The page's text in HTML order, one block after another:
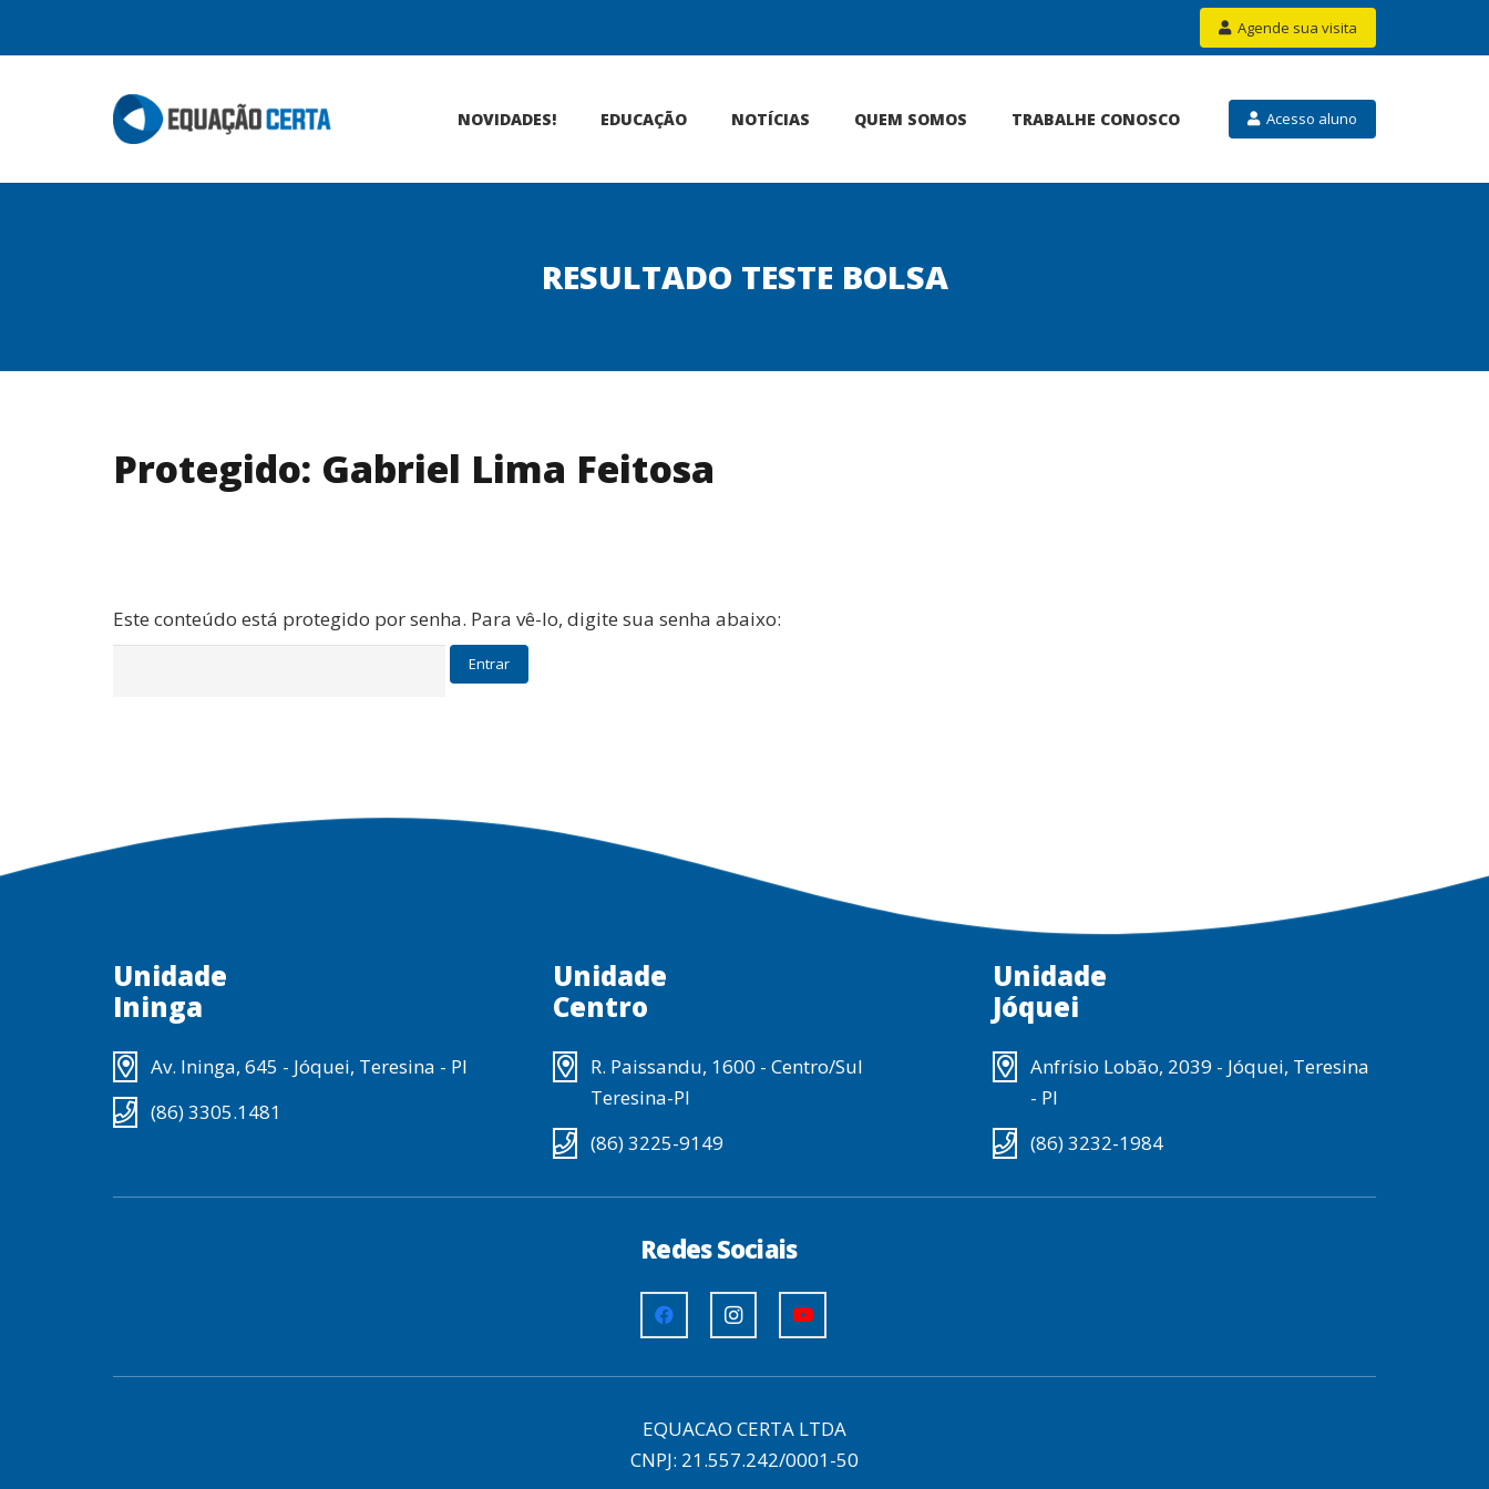
Agende sua visita
NOVIDADES! EDUCAÇÃO NOTÍCIAS QUEM SOMOS TRABALHE CONOSCO Acesso aluno
RESULTADO TESTE BOLSA
Protegido: Gabriel Lima Feitosa
Este conteúdo está protegido por senha. Para vê-lo, digite sua senha abaixo:
Unidade
Ininga
Av. Ininga, 645 - Jóquei, Teresina - PI
(86) 3305.1481
Unidade
Centro
R. Paissandu, 1600 - Centro/Sul
Teresina-PI
(86) 3225-9149
Unidade
Jóquei
Anfrísio Lobão, 2039 - Jóquei, Teresina
- PI
(86) 3232-1984
Redes Sociais
EQUACAO CERTA LTDA
CNPJ: 21.557.242/0001-50